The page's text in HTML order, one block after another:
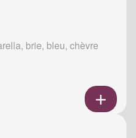
brie, bleu, chèvre